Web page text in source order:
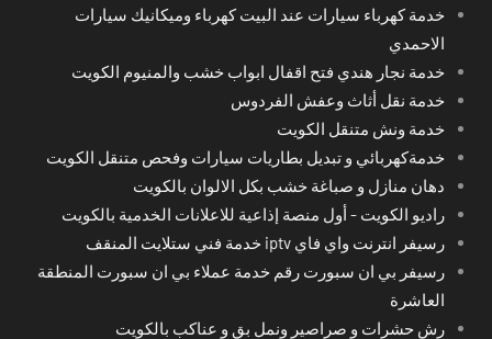
خدمة كهرباء سيارات عند البيت كهرباء وميكانيك سيارات
الاحمدي
خدمة نجار هندي فتح اقفال ابواب خشب والمنيوم الكويت
خدمة نقل أثاث وعفش الفردوس
خدمة ونش متنقل الكويت
خدمةكهربائي و تبديل بطاريات سيارات وفحص متنقل الكويت
دهان منازل و صباغة خشب بكل الالوان بالكويت
راديو الكويت - أول منصة إذاعية للاعلانات الخدمية بالكويت
رسيفر انترنت واي فاي iptv خدمة فني ستلايت المنقف
رسيفر بي ان سبورت رقم خدمة عملاء بي ان سبورت المنطقة
العاشرة
رش حشرات و صراصير ونمل بق و عناكب بالكويت